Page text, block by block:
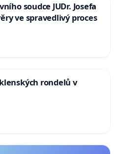
soudce JUDr. Josefa
ve spravedlivý proces
rondelů v